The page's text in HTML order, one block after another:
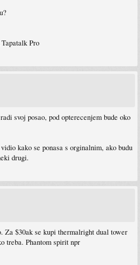
Pro
svoj posao, pod opterecenjem bude oko
kako se ponasa s orginalnim, ako budu
drugi.
$30ak se kupi thermalright dual tower
treba. Phantom spirit npr